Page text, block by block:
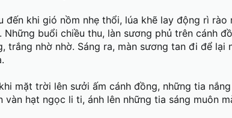
đến khi gió nồm nhẹ thổi, lúa khẽ lay động rì
Những buổi chiều thu, làn sương phủ trên cánh
trắng nhờ nhờ. Sáng ra, màn sương tan đi để
mặt trời lên sưởi ấm cánh đồng, những tia
vàn hạt ngọc li ti, ánh lên những tia sáng muôn